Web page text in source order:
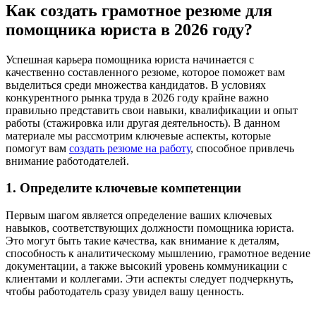
Как создать грамотное резюме для
помощника юриста в 2026 году?
Успешная карьера помощника юриста начинается с
качественно составленного резюме, которое поможет вам
выделиться среди множества кандидатов. В условиях
конкурентного рынка труда в 2026 году крайне важно
правильно представить свои навыки, квалификации и опыт
работы (стажировка или другая деятельность). В данном
материале мы рассмотрим ключевые аспекты, которые
помогут вам создать резюме на работу, способное привлечь
внимание работодателей.
1. Определите ключевые компетенции
Первым шагом является определение ваших ключевых
навыков, соответствующих должности помощника юриста.
Это могут быть такие качества, как внимание к деталям,
способность к аналитическому мышлению, грамотное ведение
документации, а также высокий уровень коммуникации с
клиентами и коллегами. Эти аспекты следует подчеркнуть,
чтобы работодатель сразу увидел вашу ценность.